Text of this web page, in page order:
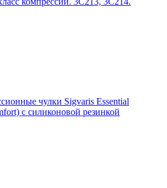
чулки Sigvaris Essential
с силиконовой резинкой